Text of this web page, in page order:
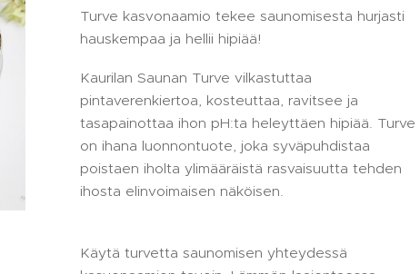
Turve kasvonaamio tekee saunomisesta hurjasti
hauskempaa ja hellii hipiää!
Kaurilan Saunan Turve vilkastuttaa
pintaverenkiertoa, kosteuttaa, ravitsee ja
tasapainottaa ihon pH:ta heleyttäen hipiää. Turve
on ihana luonnontuote, joka syväpuhdistaa
poistaen iholta ylimääräistä rasvaisuutta tehden
ihosta elinvoimaisen näköisen.
Käytä turvetta saunomisen yhteydessä